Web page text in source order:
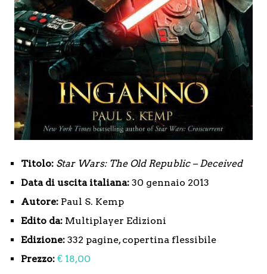
Titolo: Star Wars: The Old Republic – Deceived
Data di uscita italiana: 30 gennaio 2013
Autore: Paul S. Kemp
Edito da: Multiplayer Edizioni
Edizione: 332 pagine, copertina flessibile
Prezzo: € 18,00